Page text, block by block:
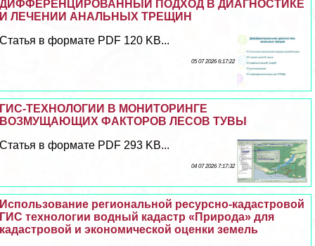
ДИФФЕРЕНЦИРОВАННЫЙ ПОДХОД В ДИАГНОСТИКЕ
И ЛЕЧЕНИИ АНАЛЬНЫХ ТРЕЩИН
Статья в формате PDF 120 KB...
05 07 2026 6:17:22
ГИС-ТЕХНОЛОГИИ В МОНИТОРИНГЕ
ВОЗМУЩАЮЩИХ ФАКТОРОВ ЛЕСОВ ТУВЫ
Статья в формате PDF 293 KB...
04 07 2026 7:17:32
Использование региональной ресурсно-кадастровой
ГИС технологии водный кадастр «Природа» для
кадастровой и экономической оценки земель